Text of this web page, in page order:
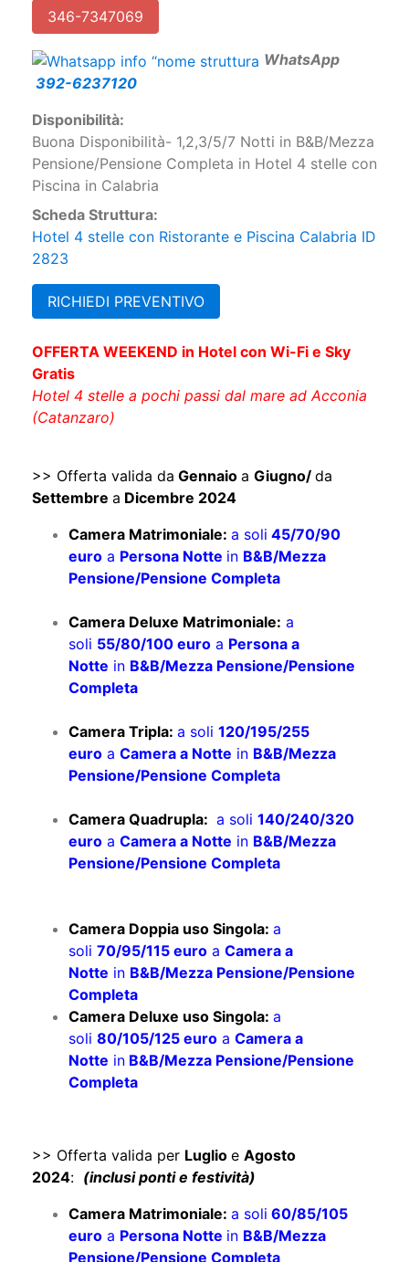
346-7347069
WhatsApp
392-6237120
Disponibilità:
Buona Disponibilità- 1,2,3/5/7 Notti in B&B/Mezza
Pensione/Pensione Completa in Hotel 4 stelle con
Piscina in Calabria
Scheda Struttura:
Hotel 4 stelle con Ristorante e Piscina Calabria ID
2823
RICHIEDI PREVENTIVO
OFFERTA WEEKEND in Hotel con Wi-Fi e Sky
Gratis
Hotel 4 stelle a pochi passi dal mare ad Acconia
(Catanzaro)
>> Offerta valida da Gennaio a Giugno/ da
Settembre a Dicembre 2024
Camera Matrimoniale: a soli 45/70/90
euro a Persona Notte in B&B/Mezza
Pensione/Pensione Completa
Camera Deluxe Matrimoniale: a
soli 55/80/100 euro a Persona a
Notte in B&B/Mezza Pensione/Pensione
Completa
Camera Tripla: a soli 120/195/255
euro a Camera a Notte in B&B/Mezza
Pensione/Pensione Completa
Camera Quadrupla: a soli 140/240/320
euro a Camera a Notte in B&B/Mezza
Pensione/Pensione Completa
Camera Doppia uso Singola: a
soli 70/95/115 euro a Camera a
Notte in B&B/Mezza Pensione/Pensione
Completa
Camera Deluxe uso Singola: a
soli 80/105/125 euro a Camera a
Notte in B&B/Mezza Pensione/Pensione
Completa
>> Offerta valida per Luglio e Agosto
2024: (inclusi ponti e festività)
Camera Matrimoniale: a soli 60/85/105
euro a Persona Notte in B&B/Mezza
Pensione/Pensione Completa